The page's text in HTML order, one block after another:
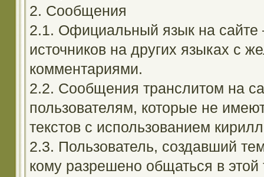
2. Сообщения
2.1. Официальный язык на сайте
источников на других языках с
комментариями.
2.2. Сообщения транслитом на
пользователям, которые не
текстов с использованием
2.3. Пользователь, создавший
кому разрешено общаться в